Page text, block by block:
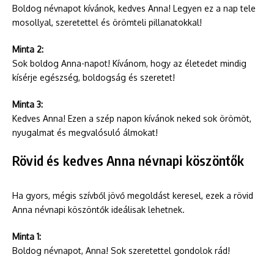
Boldog névnapot kívánok, kedves Anna! Legyen ez a nap tele
mosollyal, szeretettel és örömteli pillanatokkal!
Minta 2:
Sok boldog Anna-napot! Kívánom, hogy az életedet mindig
kísérje egészség, boldogság és szeretet!
Minta 3:
Kedves Anna! Ezen a szép napon kívánok neked sok örömöt,
nyugalmat és megvalósuló álmokat!
Rövid és kedves Anna névnapi köszöntők
Ha gyors, mégis szívből jövő megoldást keresel, ezek a rövid
Anna névnapi köszöntők ideálisak lehetnek.
Minta 1:
Boldog névnapot, Anna! Sok szeretettel gondolok rád!